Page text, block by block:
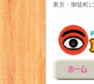
東京・御徒町